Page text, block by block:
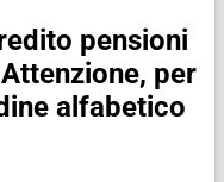
pensioni
per
alfabetico